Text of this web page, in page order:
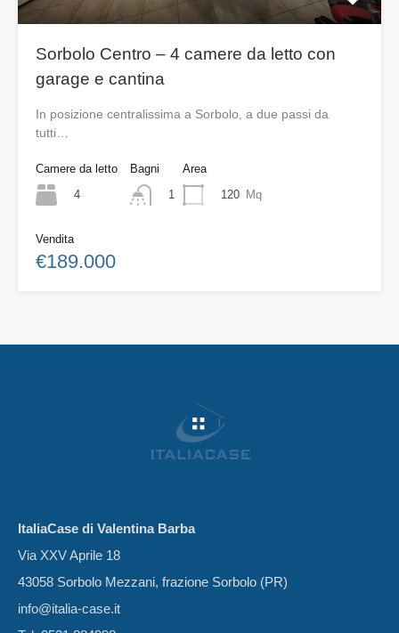
Sorbolo Centro – 4 camere da letto con
garage e cantina
In posizione centralissima a Sorbolo, a due passi da
tutti…
Camere da letto
4
Bagni
1
Area
120 Mq
Vendita
€189.000
ItaliaCase di Valentina Barba
Via XXV Aprile 18
43058 Sorbolo Mezzani, frazione Sorbolo (PR)
info@italia-case.it